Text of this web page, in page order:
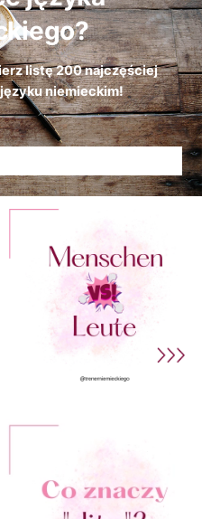
listę200 najczęściej
niemieckim!